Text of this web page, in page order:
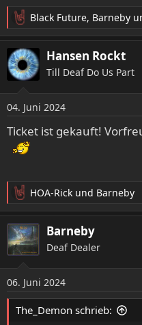
R
e
a
k
t
n
e
n
:
Black Future, Barneby
Hansen Rockt
Till Deaf Do Us Part
04. Juni 2024
Ticket ist gekauft!
R
e
a
k
t
n
e
HOA-Rick und Barneby
Barneby
Deaf Dealer
06. Juni 2024
The_Demon schrieb: